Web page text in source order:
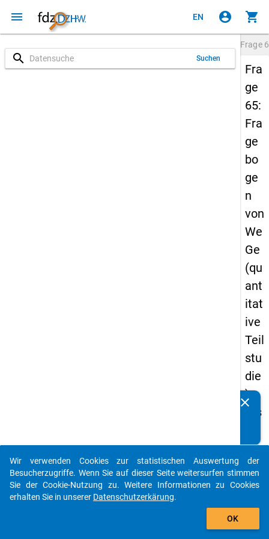
menu EN account_circle shopping_cart
search Suchen
Frage
Fra
ge
65:
Fra
ge
bo
ge
n
von
We
Ge
(qu
ant
itat
ive
Teil
stu
die
) -
ers
We
lle
65
clear
auto_stories
add_shopping_cart
Wir verwenden Cookies zur statistischen Auswertung der
Besucherzugriffe. Wenn Sie auf dieser Seite weitersurfen stimmen
Sie der Cookie-Nutzung zu. Weitere Informationen zu Cookies
erhalten Sie in unserer Datenschutzerkärung.
OK